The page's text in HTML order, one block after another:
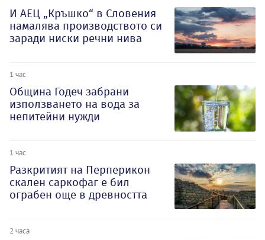
И АЕЦ „Кръшко“ в Словения
намалява производството си
заради ниски речни нива
1 час
Община Годеч забрани
използването на вода за
непитейни нужди
1 час
Разкритият на Перперикон
скален саркофаг е бил
ограбен още в древността
2 часа